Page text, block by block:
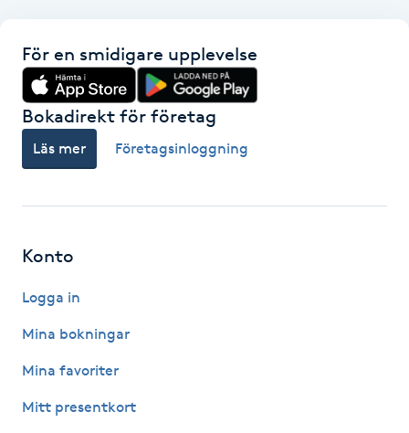
Fransförlängning
Fransförlängning Megavolym
Fransförlängning Volym
Fransk manikyr
Fransrengöring
Frekvensterapi
Friskvårdsmassage
För en smidigare upplevelse
Bokadirekt för företag
Läs mer Företagsinloggning
Konto
Logga in
Mina bokningar
Mina favoriter
Mitt presentkort